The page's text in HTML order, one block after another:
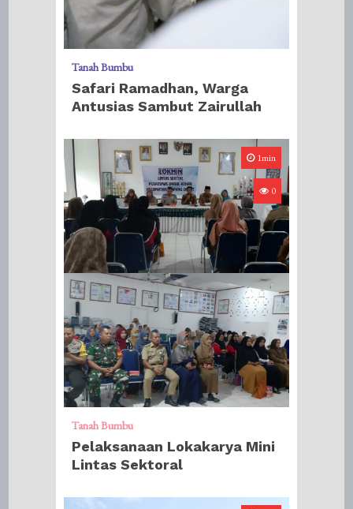
Tanah Bumbu
Safari Ramadhan, Warga
Antusias Sambut Zairullah
1min
0
Tanah Bumbu
Pelaksanaan Lokakarya Mini
Lintas Sektoral